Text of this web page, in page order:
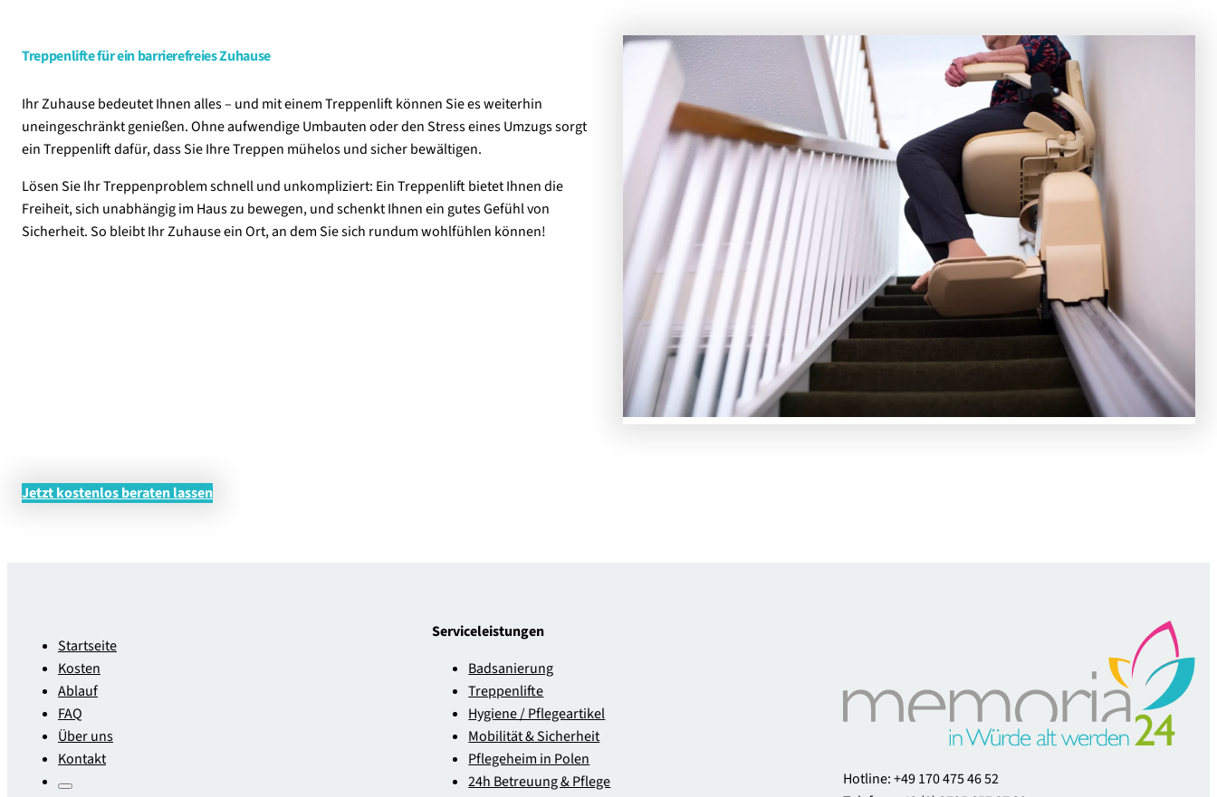
Treppenlifte für ein barrierefreies Zuhause
Ihr Zuhause bedeutet Ihnen alles – und mit einem Treppenlift können Sie es weiterhin
uneingeschränkt genießen. Ohne aufwendige Umbauten oder den Stress eines Umzugs sorgt
ein Treppenlift dafür, dass Sie Ihre Treppen mühelos und sicher bewältigen.
Lösen Sie Ihr Treppenproblem schnell und unkompliziert: Ein Treppenlift bietet Ihnen die
Freiheit, sich unabhängig im Haus zu bewegen, und schenkt Ihnen ein gutes Gefühl von
Sicherheit. So bleibt Ihr Zuhause ein Ort, an dem Sie sich rundum wohlfühlen können!
Jetzt kostenlos beraten lassen
Startseite
Kosten
Ablauf
FAQ
Über uns
Kontakt
Serviceleistungen
Badsanierung
Treppenlifte
Hygiene / Pflegeartikel
Mobilität & Sicherheit
Pflegeheim in Polen
24h Betreuung & Pflege
Hotline: +49 170 475 46 52